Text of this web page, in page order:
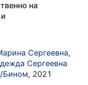
на
Сергеевна,
Сергеевна
Бином, 2021